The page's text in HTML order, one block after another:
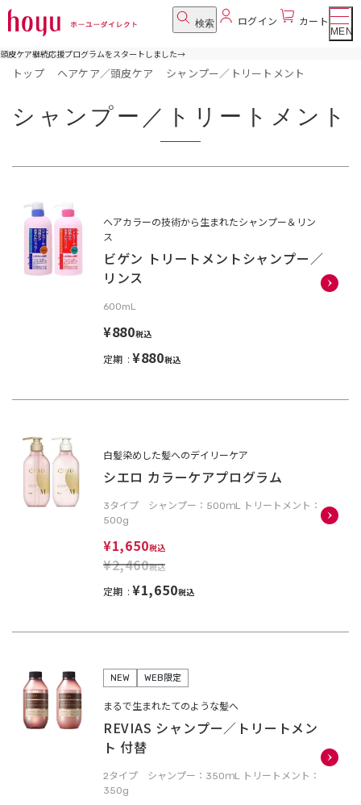
検索 ログイン
カート
MENU
頭皮ケア継続応援プログラムをスタートしました→
トップ ヘアケア／頭皮ケア シャンプー／トリートメント
シャンプー／トリートメント
ヘアカラーの技術から生まれたシャンプー＆リン
ス
ビゲン トリートメントシャンプー／
リンス
600mL
¥880税込
定期 ¥880税込
白髪染めした髪へのデイリーケア
シエロ カラーケアプログラム
3タイプ シャンプー：500ｍL トリートメント：
500g
¥1,650税込
¥2,460税込
定期 ¥1,650税込
NEW WEB限定
まるで生まれたてのような髪へ
REVIAS シャンプー／トリートメン
ト 付替
2タイプ シャンプー：350ｍL トリートメント：
350g